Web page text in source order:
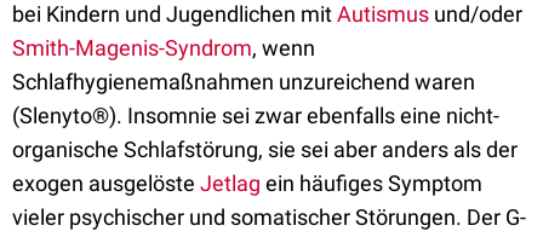
bei Kindern und Jugendlichen mitAutismus und/oder
Smith-Magenis-Syndrom, wenn
Schlafhygienemaßnahmen unzureichend waren
(Slenyto®). Insomnie sei zwar ebenfalls eine nicht-
organische Schlafstörung, sie sei aber anders als der
exogen ausgelöste Jetlag ein häufiges Symptom
vieler psychischer und somatischer Störungen. Der G-